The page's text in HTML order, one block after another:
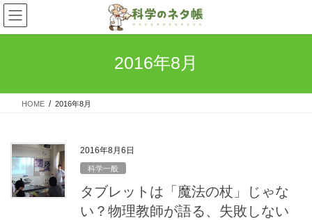
コ
ン
テ
ス
ナ
ビ
ゲ
ン
2016年8月
HOME 2016年8月
2016年8月6日
科学一般
タブレットは「魔法の杖」じゃな
い？物理教師が語る、失敗しない